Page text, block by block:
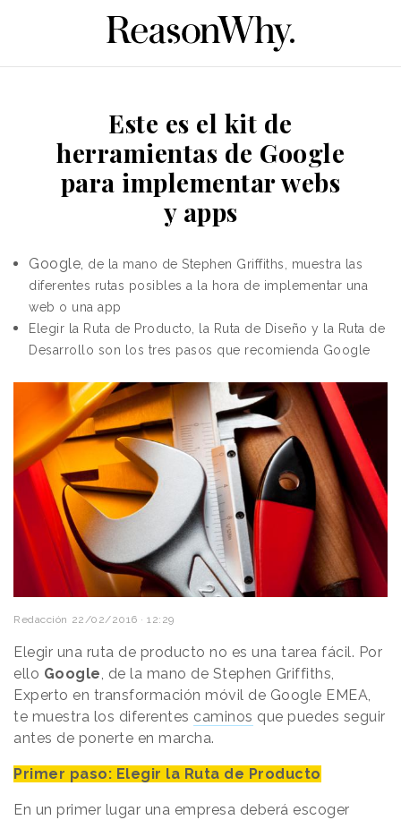
Este es el kit de
herramientas de Google
para implementar webs
y apps
Google, de la mano de Stephen Griffiths, muestra las
diferentes rutas posibles a la hora de implementar una
web o una app
Elegir la Ruta de Producto, la Ruta de Diseño y la Ruta de
Desarrollo son los tres pasos que recomienda Google
Redacción 22/02/2016 · 12:29
Elegir una ruta de producto no es una tarea fácil. Por
ello Google, de la mano de Stephen Griffiths,
Experto en transformación móvil de Google EMEA,
te muestra los diferentes caminos que puedes seguir
antes de ponerte en marcha.
Primer paso: Elegir la Ruta de Producto
En un primer lugar una empresa deberá escoger